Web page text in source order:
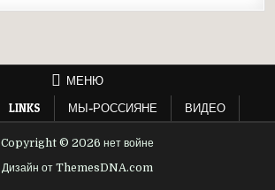
МЕНЮ
LINKS МЫ-РОССИЯНЕ ВИДЕО
Copyright © 2026 нет войне
Дизайн от ThemesDNA.com